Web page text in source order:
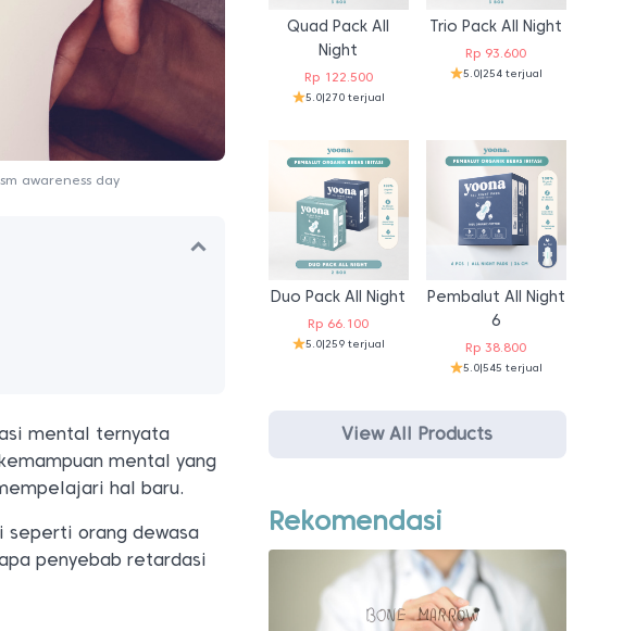
awareness day
mental ternyata
mental yang
hal baru.
orang dewasa
penyebab retardasi
Quad Pack All
Night
Rp122.500
5.0|270 terjual
Trio Pack All Night
Rp 93.600
5.0|254 terjual
Duo Pack All Night
Rp 66.100
5.0|259 terjual
Pembalut All Night
6
Rp 38.800
5.0|545 terjual
View All Products
Rekomendasi